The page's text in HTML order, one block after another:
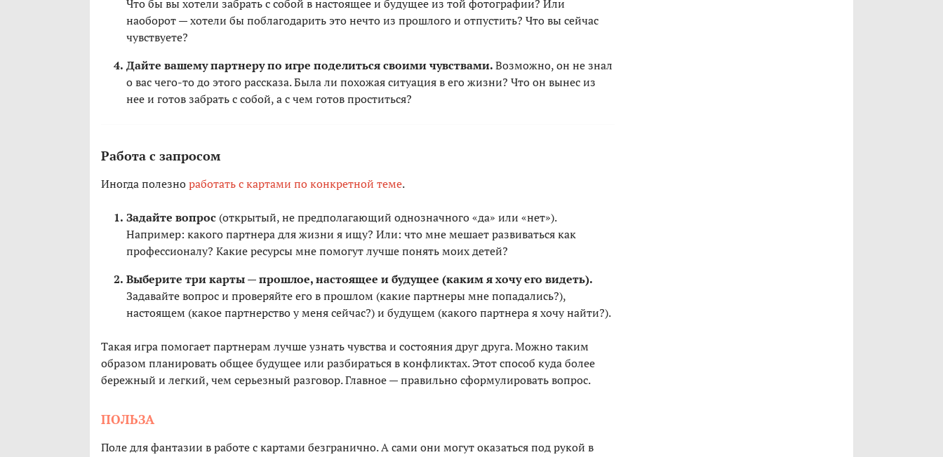
Что бы вы хотели забрать с собой в настоящее и будущее из той фотографии? Или
наоборот — хотели бы поблагодарить это нечто из прошлого и отпустить? Что вы сейчас
чувствуете?
Дайте вашему партнеру по игре поделиться своими чувствами.Возможно, он не знал
о вас чего-то до этого рассказа. Была ли похожая ситуация в его жизни? Что он вынес из
нее и готов забрать с собой, а с чем готов проститься?
Работа с запросом
Иногда полезноработать с картами по конкретной теме.
Задайте вопрос (открытый, не предполагающий однозначного «да» или «нет»).
Например: какого партнера для жизни я ищу? Или: что мне мешает развиваться как
профессионалу? Какие ресурсы мне помогут лучше понять моих детей?
Выберите три карты — прошлое, настоящее и будущее (каким я хочу его видеть).
Задавайте вопрос и проверяйте его в прошлом (какие партнеры мне попадались?),
настоящем (какое партнерство у меня сейчас?) и будущем (какого партнера я хочу найти?).
Такая игра помогает партнерам лучше узнать чувства и состояния друг друга. Можно таким
образом планировать общее будущее или разбираться в конфликтах. Этот способ куда более
бережный и легкий, чем серьезный разговор. Главное — правильно сформулировать вопрос.
ПОЛЬЗА
Поле для фантазии в работе с картами безгранично. А сами они могут оказаться под рукой в